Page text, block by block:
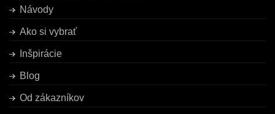
Návody
Ako si vybrať
Inšpirácie
Blog
Od zákazníkov